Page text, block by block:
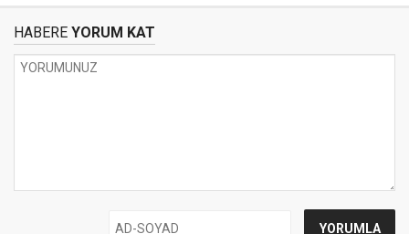
HABERE YORUM KAT